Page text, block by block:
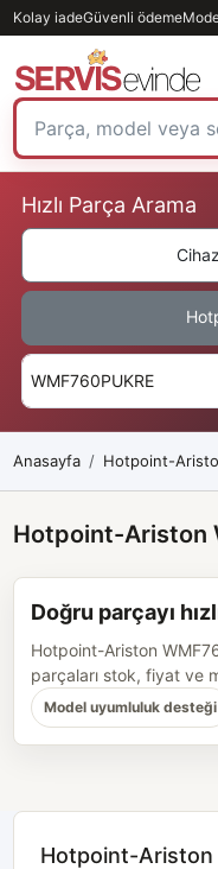
Kolay iadeGüvenli ödeme
Hızlı Parça Arama
Anasayfa Hotpoint-
Hotpoint-Ariston
Doğru parçayı
Hotpoint-Ariston
parçaları stok, fiyat ve
Model uyumluluk desteği
Hotpoint-Ariston